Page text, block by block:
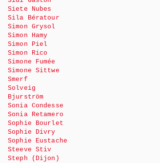
Siete Nubes
Sila Bératour
Simon Grysol
Simon Hamy
Simon Piel
Simon Rico
Simone Fumée
Simone Sittwe
Smerf
Solveig
Bjurström
Sonia Condesse
Sonia Retamero
Sophie Bourlet
Sophie Divry
Sophie Eustache
Steeve Stiv
Steph (Dijon)